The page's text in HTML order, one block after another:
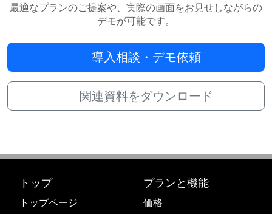
最適なプランのご提案や、実際の画面をお見せしながらの
デモが可能です。
導入相談・デモ依頼
関連資料をダウンロード
トップ
トップページ
プランと機能
価格